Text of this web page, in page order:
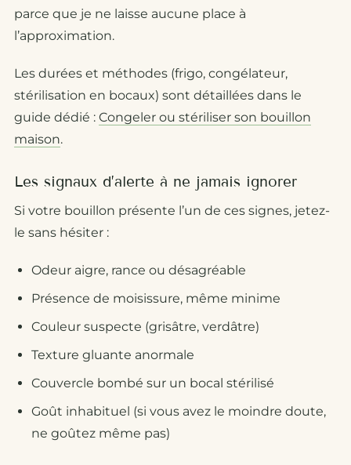
parce que je ne laisse aucune place à
l’approximation.
Les durées et méthodes (frigo, congélateur,
stérilisation en bocaux) sont détaillées dans le
guide dédié : Congeler ou stériliser son bouillon
maison.
Les signaux d’alerte à ne jamais ignorer
Si votre bouillon présente l’un de ces signes, jetez-
le sans hésiter :
Odeur aigre, rance ou désagréable
Présence de moisissure, même minime
Couleur suspecte (grisâtre, verdâtre)
Texture gluante anormale
Couvercle bombé sur un bocal stérilisé
Goût inhabituel (si vous avez le moindre doute,
ne goûtez même pas)